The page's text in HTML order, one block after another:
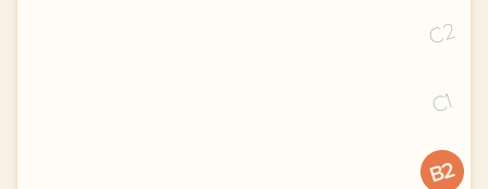
C2
C1
B2